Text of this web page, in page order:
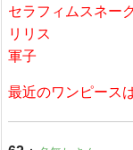
セラフィムスネー
リリス
軍子
最近のワンピース